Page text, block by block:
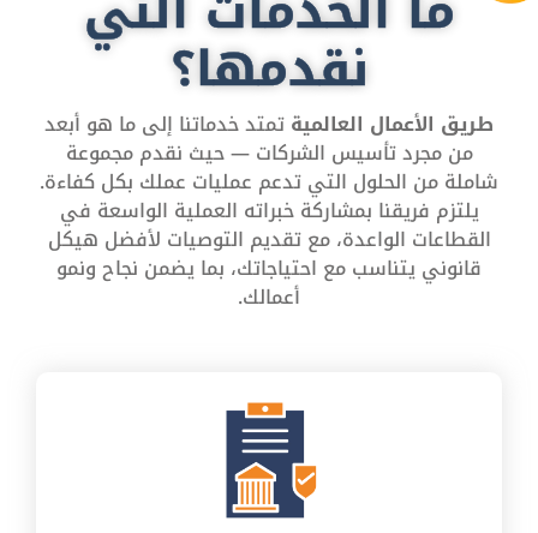
نقدمها؟
طريق الأعمال العالميةتمتد خدماتنا إلى ما هو أبعد
من مجرد تأسيس الشركات — حيث نقدم مجموعة
شاملة من الحلول التي تدعم عمليات عملك بكل كفاءة.
يلتزم فريقنا بمشاركة خبراته العملية الواسعة في
القطاعات الواعدة، مع تقديم التوصيات لأفضل هيكل
قانوني يتناسب مع احتياجاتك، بما يضمن نجاح ونمو
أعمالك.